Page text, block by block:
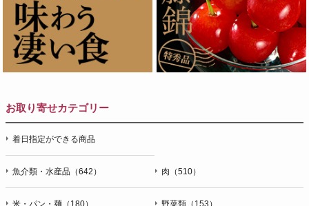
お取り寄せカテゴリー
着日指定ができる商品
魚介類・水産品（642） 肉（510）
米・パン・麺（180） 野菜類（153）